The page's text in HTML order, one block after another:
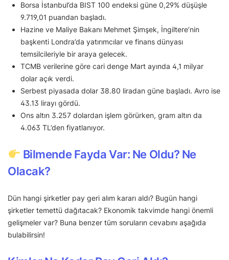
Borsa İstanbul’da BIST 100 endeksi güne 0,29% düşüşle
9.719,01 puandan başladı.
Hazine ve Maliye Bakanı Mehmet Şimşek, İngiltere’nin
başkenti Londra’da yatırımcılar ve finans dünyası
temsilcileriyle bir araya gelecek.
TCMB verilerine göre cari denge Mart ayında 4,1 milyar
dolar açık verdi.
Serbest piyasada dolar 38.80 liradan güne başladı. Avro ise
43.13 lirayı gördü.
Ons altın 3.257 dolardan işlem görürken, gram altın da
4.063 TL’den fiyatlanıyor.
Bilmende Fayda Var: Ne Oldu? Ne
Olacak?
Dün hangi şirketler pay geri alım kararı aldı? Bugün hangi
şirketler temettü dağıtacak? Ekonomik takvimde hangi önemli
gelişmeler var? Buna benzer tüm soruların cevabını aşağıda
bulabilirsin!